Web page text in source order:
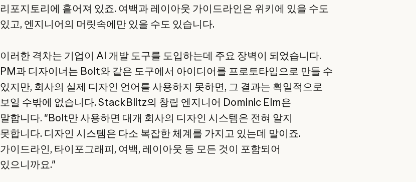
리포지토리에 흩어져 있죠. 여백과 레이아웃 가이드라인은 위키에 있을 수도
있고, 엔지니어의 머릿속에만 있을 수도 있습니다.
이러한 격차는 기업이 AI 개발 도구를 도입하는데 주요 장벽이 되었습니다.
PM과 디자이너는 Bolt와 같은 도구에서 아이디어를 프로토타입으로 만들 수
있지만, 회사의 실제 디자인 언어를 사용하지 못하면, 그 결과는 획일적으로
보일 수밖에 없습니다. StackBlitz의 창립 엔지니어 Dominic Elm은
말합니다. "Bolt만 사용하면 대개 회사의 디자인 시스템은 전혀 알지
못합니다. 디자인 시스템은 다소 복잡한 체계를 가지고 있는데 말이죠.
가이드라인, 타이포그래피, 여백, 레이아웃 등 모든 것이 포함되어
있으니까요."